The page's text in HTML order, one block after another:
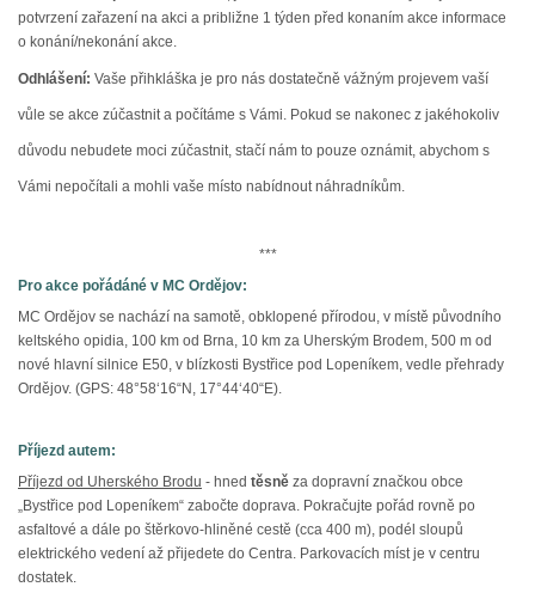
potvrzení zařazení na akci a približne 1 týden před konaním akce informace
o konání/nekonání akce.
Odhlášení: Vaše přihkláška je pro nás dostatečně vážným projevem vaší
vůle se akce zúčastnit a počítáme s Vámi. Pokud se nakonec z jakéhokoliv
důvodu nebudete moci zúčastnit, stačí nám to pouze oznámit, abychom s
Vámi nepočítali a mohli vaše místo nabídnout náhradníkům.
***
Pro akce pořádáné v MC Ordějov:
MC Ordějov se nachází na samotě, obklopené přírodou, v místě původního
keltského opidia, 100 km od Brna, 10 km za Uherským Brodem, 500 m od
nové hlavní silnice E50, v blízkosti Bystřice pod Lopeníkem, vedle přehrady
Ordějov. (GPS: 48°58‘16“N, 17°44‘40“E).
Příjezd autem:
Příjezd od Uherského Brodu - hned těsně za dopravní značkou obce
„Bystřice pod Lopeníkem“ zabočte doprava. Pokračujte pořád rovně po
asfaltové a dále po štěrkovo-hliněné cestě (cca 400 m), podél sloupů
elektrického vedení až přijedete do Centra. Parkovacích míst je v centru
dostatek.